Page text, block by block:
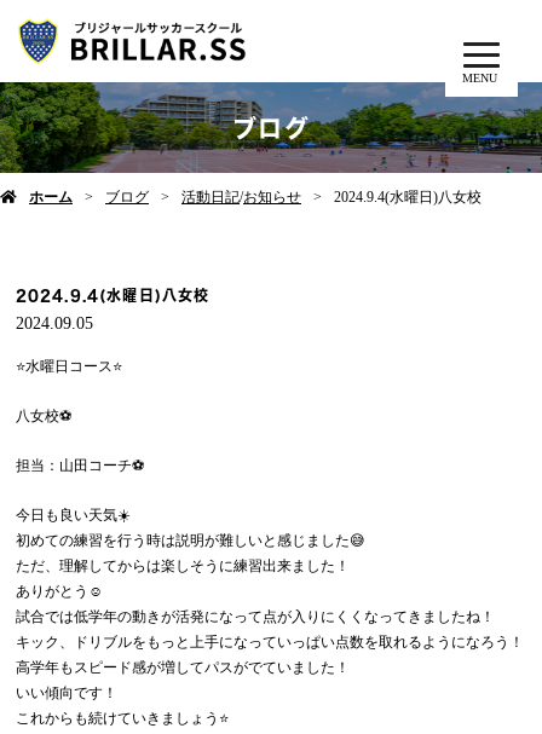
MENU
ブログ
ホーム ブログ 活動日記/お知らせ 2024.9.4(水曜日)八女校
2024.9.4(水曜日)八女校
2024.09.05
⭐️水曜日コース⭐️
八女校⚽️
担当：山田コーチ⚽️
今日も良い天気☀️
初めての練習を行う時は説明が難しいと感じました😅
ただ、理解してからは楽しそうに練習出来ました！
ありがとう☺️
試合では低学年の動きが活発になって点が入りにくくなってきましたね！
キック、ドリブルをもっと上手になっていっぱい点数を取れるようになろう！
高学年もスピード感が増してパスがでていました！
いい傾向です！
これからも続けていきましょう⭐️